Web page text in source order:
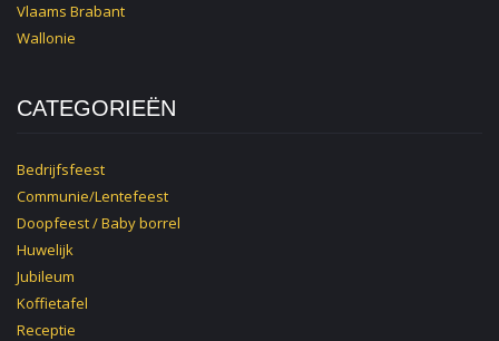
Vlaams Brabant
Wallonie
CATEGORIEËN
Bedrijfsfeest
Communie/Lentefeest
Doopfeest / Baby borrel
Huwelijk
Jubileum
Koffietafel
Receptie